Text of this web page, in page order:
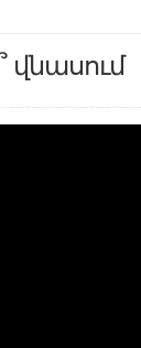
վնասում